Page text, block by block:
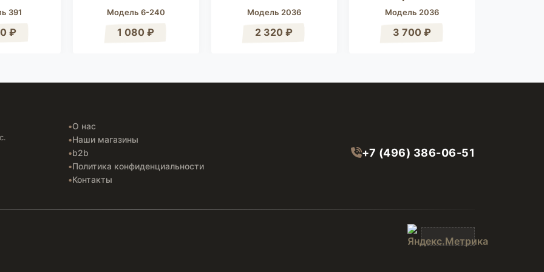
391
₽
Модель 6-240
1 080 ₽
Модель 2036
2 320 ₽
Модель 2036
3 700 ₽
О нас
Наши магазины
b2b
Политика конфиденциальности
Контакты
+7 (496) 386-06-51